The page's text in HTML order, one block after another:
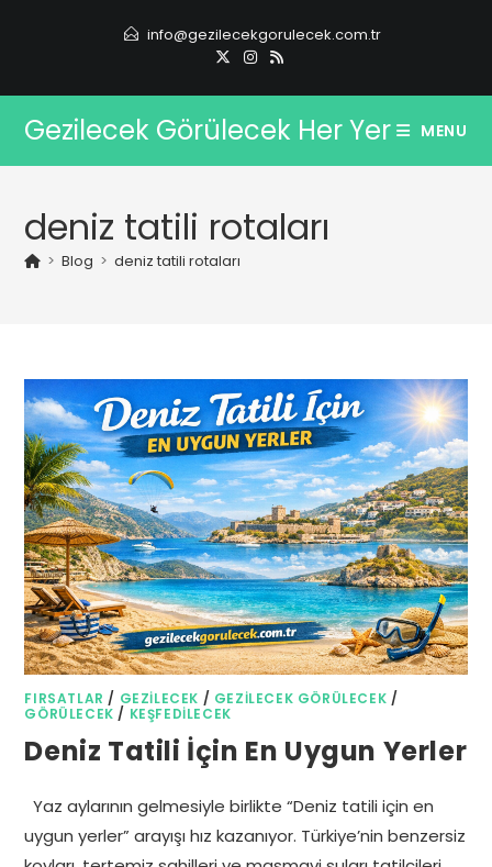
info@gezilecekgorulecek.com.tr
Gezilecek Görülecek Her Yer MENU
deniz tatili rotaları
> Blog > deniz tatili rotaları
FIRSATLAR / GEZILECEK / GEZILECEK GÖRÜLECEK /
GÖRÜLECEK / KEŞFEDILECEK
Deniz Tatili İçin En Uygun Yerler
Yaz aylarının gelmesiyle birlikte “Deniz tatili için en
uygun yerler” arayışı hız kazanıyor. Türkiye’nin benzersiz